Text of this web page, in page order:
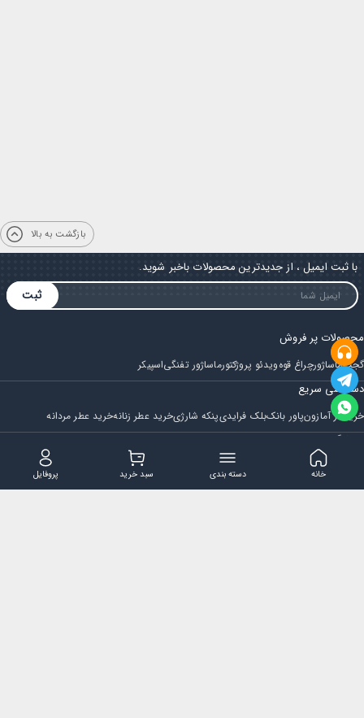
بازگشت به بالا
با ثبت ایمیل ، از جدیدترین محصولات باخبر شوید.
ثبت
محصولات پر فروش
گجتماساژورچراغ قوهویدئو پروژکتورماساژور تفنگیاسپیکر
دسترسی سریع
خرید از آمازونپاور بانکبلک فرایدیپنکه شارژیخرید عطر زنانهخرید عطر مردانه
فروشگاه
مجله ایران بابا قوانین و مقررات سوالات متداول
تماس با ایران بابا
پروفایل سبد خرید دسته بندی خانه